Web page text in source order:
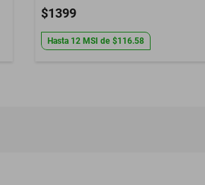
$1399
Hasta 12 MSI de $116.58